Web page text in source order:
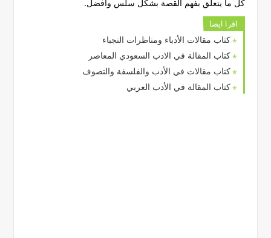
كل ما يتعلق بفهم القصة بشكل سلس وأفضل.
اقرا ايضا
كتاب مقالات الأدباء ومناظرات النجباء
كتاب المقالة في الادب السعودي المعاصر
كتاب مقالات في الأدب والفلسفة والتصوف
كتاب المقالة في الأدب العربي